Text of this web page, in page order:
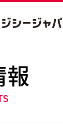
報